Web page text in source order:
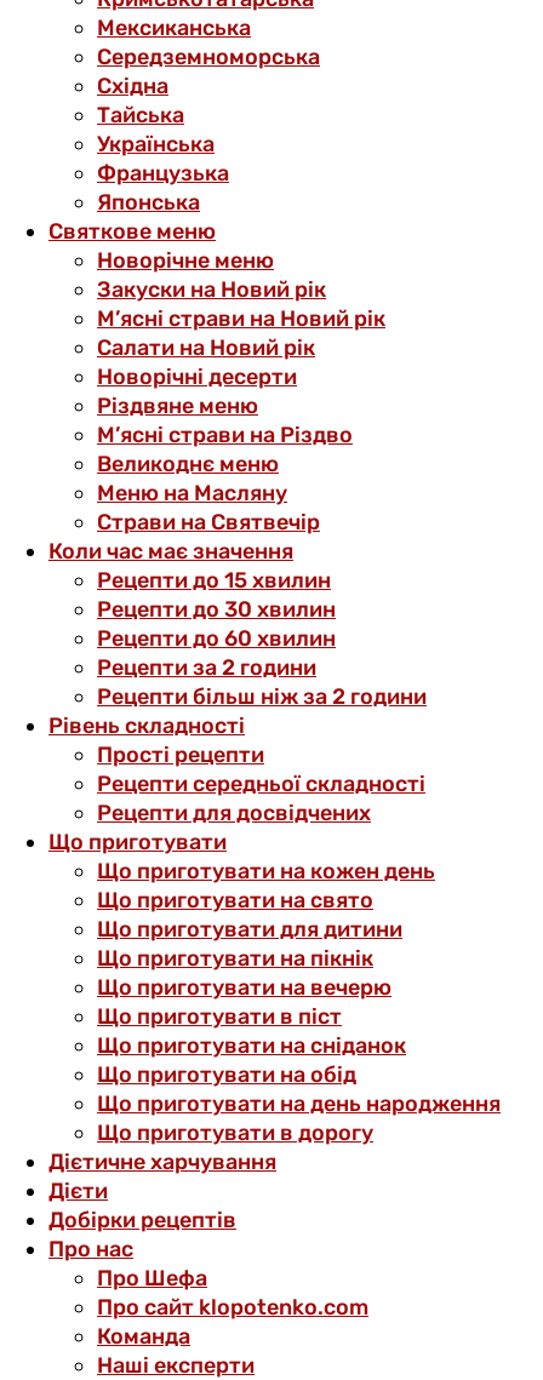
Мексиканська
Середземноморська
Східна
Тайська
Українська
Французька
Японська
Святкове меню
Новорічне меню
Закуски на Новий рік
М’ясні страви на Новий рік
Салати на Новий рік
Новорічні десерти
Різдвяне меню
М’ясні страви на Різдво
Великоднє меню
Меню на Масляну
Страви на Святвечір
Коли час має значення
Рецепти до 15 хвилин
Рецепти до 30 хвилин
Рецепти до 60 хвилин
Рецепти за 2 години
Рецепти більш ніж за 2 години
Рівень складності
Прості рецепти
Рецепти середньої складності
Рецепти для досвідчених
Що приготувати
Що приготувати на кожен день
Що приготувати на свято
Що приготувати для дитини
Що приготувати на пікнік
Що приготувати на вечерю
Що приготувати в піст
Що приготувати на сніданок
Що приготувати на обід
Що приготувати на день народження
Що приготувати в дорогу
Дієтичне харчування
Дієти
Добірки рецептів
Про нас
Про Шефа
Про сайт klopotenko.com
Команда
Наші експерти